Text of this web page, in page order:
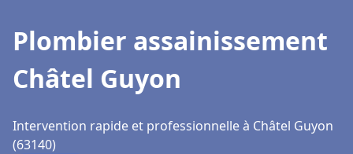
Plombier assainissement
Châtel Guyon
Intervention rapide et professionnelle à Châtel Guyon
(63140)